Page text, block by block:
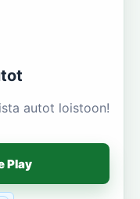
autot loistoon!
Play